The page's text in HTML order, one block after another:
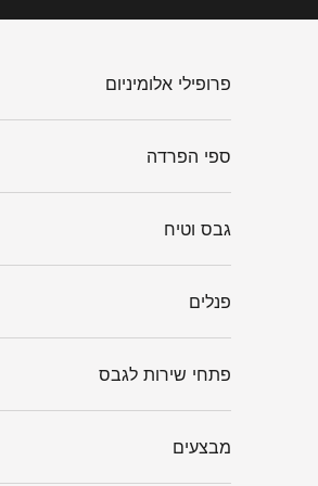
פרופילי אלומיניום
ספי הפרדה
גבס וטיח
פנלים
פתחי שירות לגבס
מבצעים